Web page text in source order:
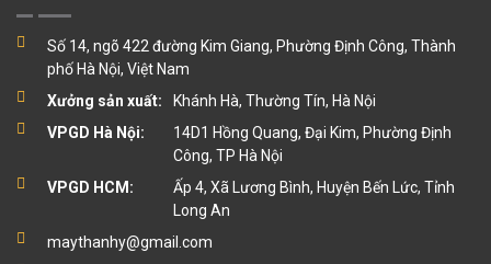
Số 14, ngõ 422 đường Kim Giang, Phường Định Công, Thành
phố Hà Nội, Việt Nam
Xưởng sản xuất:
Khánh Hà, Thường Tín, Hà Nội
VPGD Hà Nội:
14D1 Hồng Quang, Đại Kim, Phường Định
Công, TP Hà Nội
VPGD HCM:
Ấp 4, Xã Lương Bình, Huyện Bến Lức, Tỉnh
Long An
maythanhy@gmail.com